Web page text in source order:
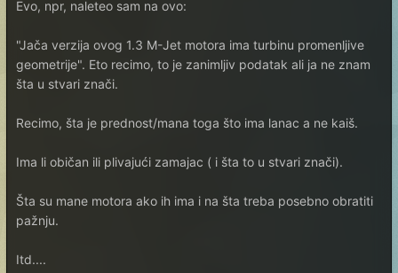
Evo, npr, naleteo sam na ovo:
"Jača verzija ovog 1.3 M-Jet motora ima turbinu promenljive
geometrije". Eto recimo, to je zanimljiv podatak ali ja ne znam
šta u stvari znači.
Recimo, šta je prednost/mana toga što ima lanac a ne kaiš.
Ima li običan ili plivajući zamajac ( i šta to u stvari znači).
Šta su mane motora ako ih ima i na šta treba posebno obratiti
pažnju.
Itd....